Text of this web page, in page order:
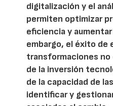
digitalización y el
permiten optimizar
eficiencia y
embargo, el éxito de
transformaciones
de la inversión
de la capacidad de
identificar y